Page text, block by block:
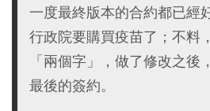
一度最終版本的合約都已經
行政院要購買疫苗了；不料
「兩個字」，做了修改之後
最後的簽約。